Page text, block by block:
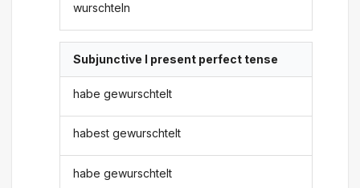
wurschteln
Subjunctive I present perfect tense
habe gewurschtelt
habest gewurschtelt
habe gewurschtelt